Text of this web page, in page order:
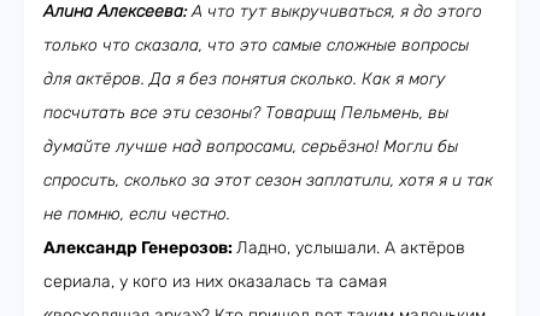
Алина Алексеева:А что тут выкручиваться, я до этого
только что сказала, что это самые сложные вопросы
для актёров. Да я без понятия сколько. Как я могу
посчитать все эти сезоны? Товарищ Пельмень, вы
думайте лучше над вопросами, серьёзно! Могли бы
спросить, сколько за этот сезон заплатили, хотя я и так
не помню, если честно.
Александр Генерозов:Ладно, услышали. А актёров
сериала, у кого из них оказалась та самая